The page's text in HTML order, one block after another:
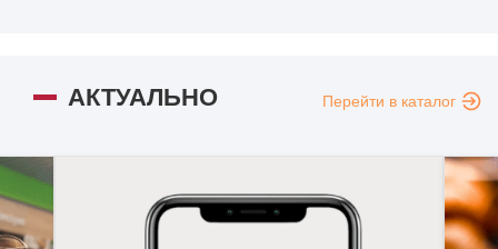
АКТУАЛЬНО Перейти в каталог